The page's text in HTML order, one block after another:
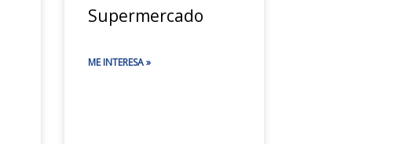
Supermercado
ME INTERESA »